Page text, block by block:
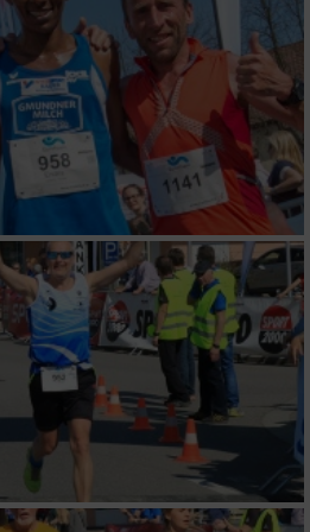
Daten zur Auswahl
personalisierte
zur Auswahl
Personalisierung
zur Auswahl